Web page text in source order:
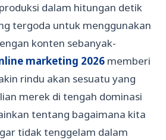
dalam hitungan detik
tergoda untuk menggunakan
konten sebanyak-
marketing 2026 memberi
rindu akan sesuatu yang
merek di tengah dominasi
tentang bagaimana kita
tidak tenggelam dalam